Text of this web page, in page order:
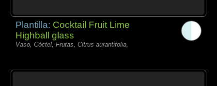
Plantilla: Cocktail Fruit Lime
Highball glass
Vaso, Cóctel, Frutas, Citrus aurantifolia,